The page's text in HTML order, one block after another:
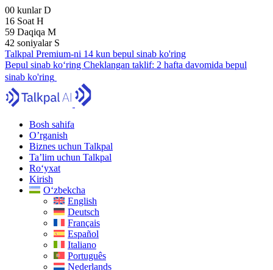
00 kunlarD
16 Soat H
59 Daqiqa M
41 soniyalar S
Talkpal Premium-ni 14 kun bepul sinab ko'ring
Bepul sinab ko‘ring Cheklangan taklif: 2 hafta davomida bepul
sinab ko'ring
Bosh sahifa
O’rganish
Biznes uchun Talkpal
Ta’lim uchun Talkpal
Ro‘yxat
Kirish
O‘zbekcha
English
Deutsch
Français
Español
Italiano
Português
Nederlands